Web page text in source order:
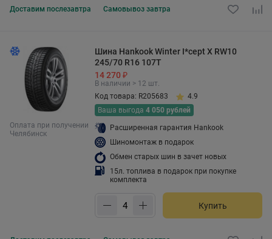
Доставим послезавтра Самовывоз завтра
Оплата при получении
Челябинск
Шина Hankook Winter I*cept X RW10
245/70 R16 107T
14 270 ₽
В наличии > 12 шт.
Код товара: R205683
4.9
Ваша выгода 4 050 рублей
Расширенная гарантия Hankook
Шиномонтаж в подарок
Обмен старых шин в зачет новых
15л. топлива в подарок при покупке
комплекта
Купить